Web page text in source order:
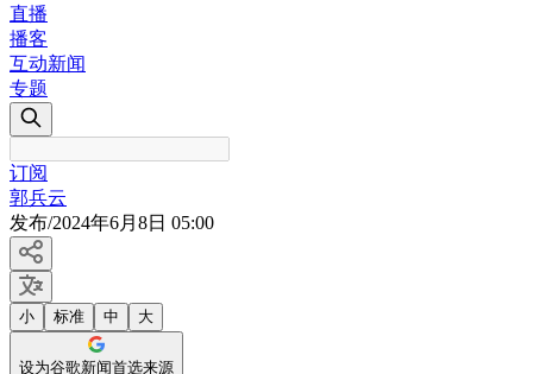
直播
播客
互动新闻
专题
订阅
郭兵云
发布/2024年6月8日 05:00
小 标准 中 大
设为谷歌新闻首选来源